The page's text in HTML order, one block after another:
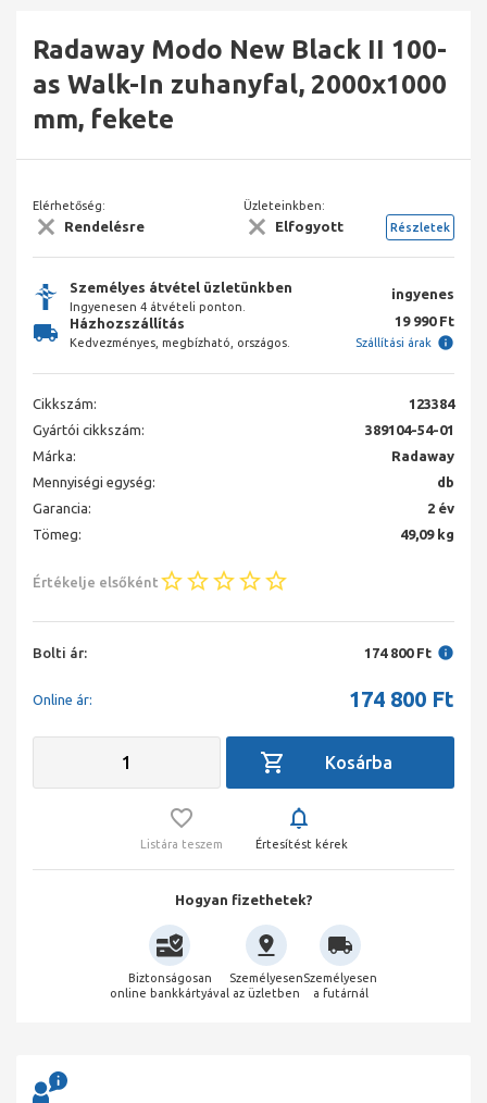
Radaway Modo New Black II 100-
as Walk-In zuhanyfal, 2000x1000
mm, fekete
Elérhetőség:
Rendelésre
Üzleteinkben:
Elfogyott Részletek
Személyes átvétel üzletünkben
Ingyenesen 4 átvételi ponton.
ingyenes
Házhozszállítás
Kedvezményes, megbízható, országos.
19 990 Ft
Szállítási árak
Cikkszám:
123384
Gyártói cikkszám:
389104-54-01
Márka:
Radaway
Mennyiségi egység:
db
Garancia:
2 év
Tömeg:
49,09 kg
Értékelje elsőként
Bolti ár: 174 800 Ft
Online ár: 174 800 Ft
Listára teszem Értesítést kérek
Hogyan fizethetek?
Biztonságosan
online bankkártyával
Személyesen
az üzletben
Személyesen
a futárnál